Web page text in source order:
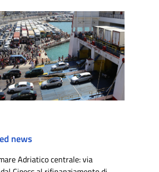
news
Adriatico centrale: via